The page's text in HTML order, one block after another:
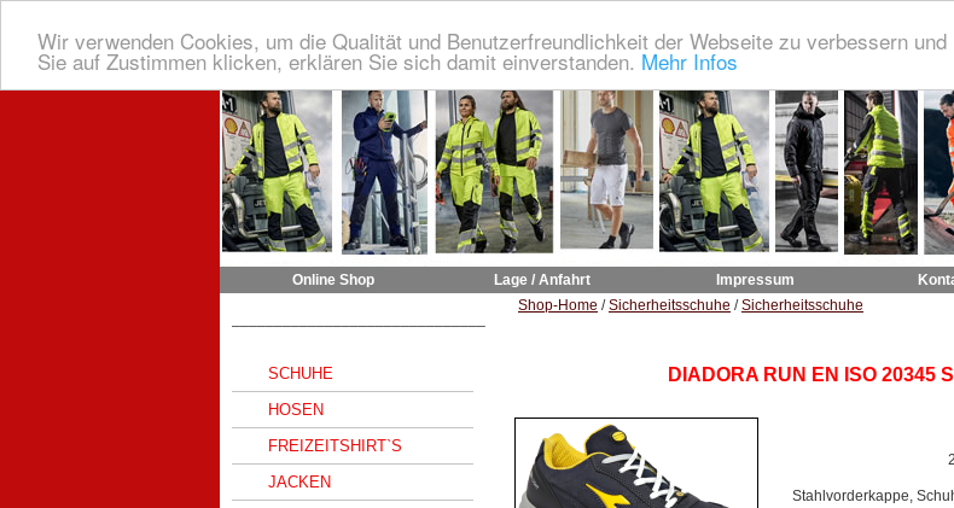
Wir verwenden Cookies, um die Qualität und Benutzerfreundlichkeit der Webseite zu verbessern
Sie auf Zustimmen klicken, erklären Sie sich damit einverstanden. Mehr Infos
Online Shop Lage / Anfahrt Impressum
SCHUHE
HOSEN
FREIZEITSHIRT`S
JACKEN
Shop-Home /Sicherheitsschuhe /Sicherheitsschuhe
DIADORA RUN EN ISO 20345
Stahlvorderkappe,